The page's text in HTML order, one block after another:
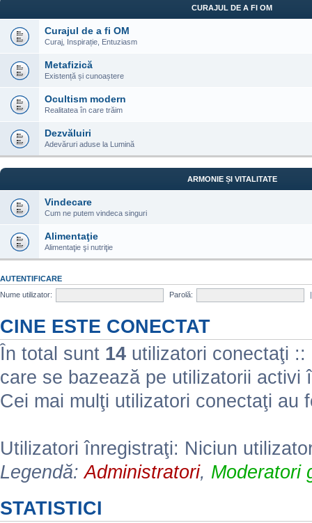
CURAJUL DE A FI OM
Curajul de a fi OM
Curaj, Inspirație, Entuziasm
Metafizică
Existență și cunoaștere
Ocultism modern
Realitatea în care trăim
Dezvăluiri
Adevăruri aduse la Lumină
ARMONIE ȘI VITALITATE
Vindecare
Cum ne putem vindeca singuri
Alimentaţie
Alimentaţie şi nutriţie
AUTENTIFICARE
Nume utilizator:
Parolă:
CINE ESTE CONECTAT
În total sunt 14 utilizatori conectaţi
care se bazează pe utilizatorii activi
Cei mai mulţi utilizatori conectaţi au
Utilizatori înregistraţi: Niciun
Legendă:Administratori, Moderatori
STATISTICI